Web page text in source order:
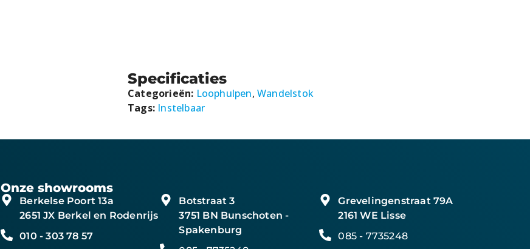
Specificaties
Categorieën: Loophulpen,Wandelstok
Tags: Instelbaar
Onze showrooms
Berkelse Poort 13a
2651 JX Berkel en Rodenrijs
010 - 303 78 57
Botstraat 3
3751 BN Bunschoten -
Spakenburg
Grevelingenstraat 79A
2161 WE Lisse
085 - 7735248